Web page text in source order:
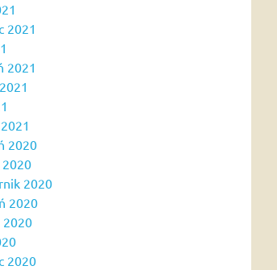
2021
2021
2020
2020
2020
2020
2020